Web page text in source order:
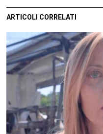
ARTICOLI CORRELATI